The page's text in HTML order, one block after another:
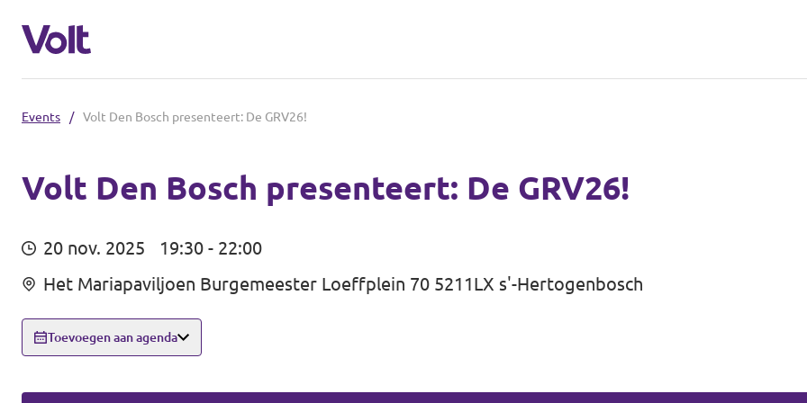
Brabantse politiek
Fractie Provincale Staten
Gemeenten
Breda
Mensen
Events / Volt Den Bosch presenteert: De GRV26!
Volt Den Bosch presenteert: De GRV26!
20 nov. 2025
19:30 - 22:00
Het Mariapaviljoen Burgemeester Loeffplein 70 5211LX s'-Hertogenbosch
Toevoegen aan agenda